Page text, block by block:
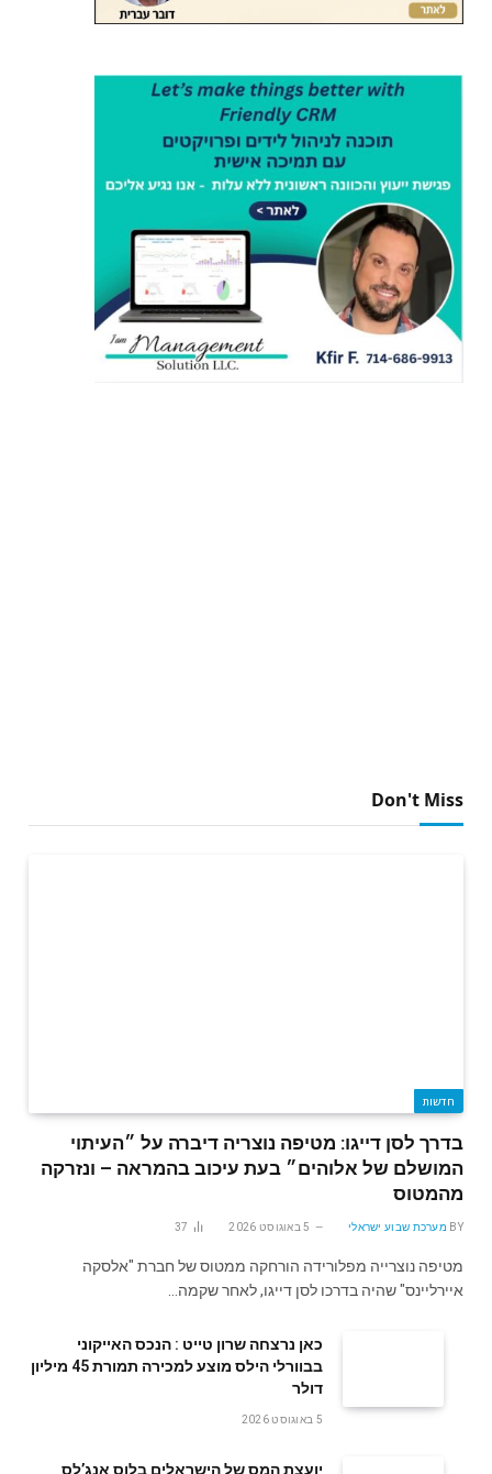
Don't Miss
חדשות
בדרך לסן דייגו: מטיפה נוצריה דיברה על ״העיתוי
המושלם של אלוהים״ בעת עיכוב בהמראה – ונזרקה
מהמטוס
BY מערכת שבוע ישראלי 5 באוגוסט 2026 37
מטיפה נוצרייה מפלורידה הורחקה ממטוס של חברת "אלסקה
איירליינס" שהיה בדרכו לסן דייגו, לאחר שקמה…
‬דולר
5 באוגוסט 2026